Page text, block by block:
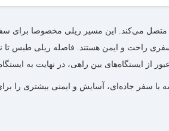
می‌کند. این مسیر ریلی مخصوصا برای
سفر جاده‌ای، آسایش و ایمنی بیشتری را